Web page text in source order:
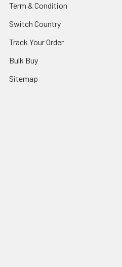
Term & Condition
Switch Country
Track Your Order
Bulk Buy
Sitemap